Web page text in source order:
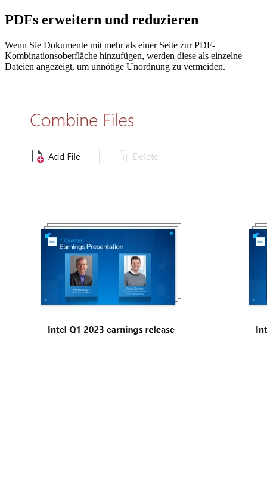
PDFs erweitern und reduzieren
Wenn Sie Dokumente mit mehr als einer Seite zur PDF-
Kombinationsoberfläche hinzufügen, werden diese als einzelne
Dateien angezeigt, um unnötige Unordnung zu vermeiden.